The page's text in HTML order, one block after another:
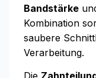
Bandstärke
Kombination
saubere
Verarbeitung.
Die